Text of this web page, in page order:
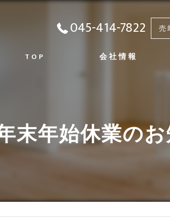
045-414-7822 売
TOP 会社情報
事業内容
末年始休業の